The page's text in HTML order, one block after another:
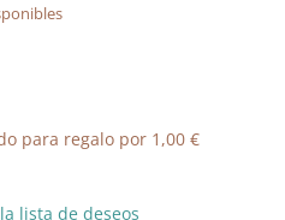
para regalo por 1,00 €
lista de deseos